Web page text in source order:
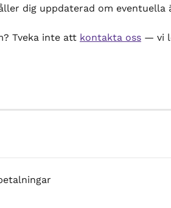
dig uppdaterad om eventuella
Tveka inte att kontakta oss — vi